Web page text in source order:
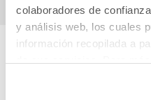
colaboradores de
y análisis web, los cuales
información recopilada a